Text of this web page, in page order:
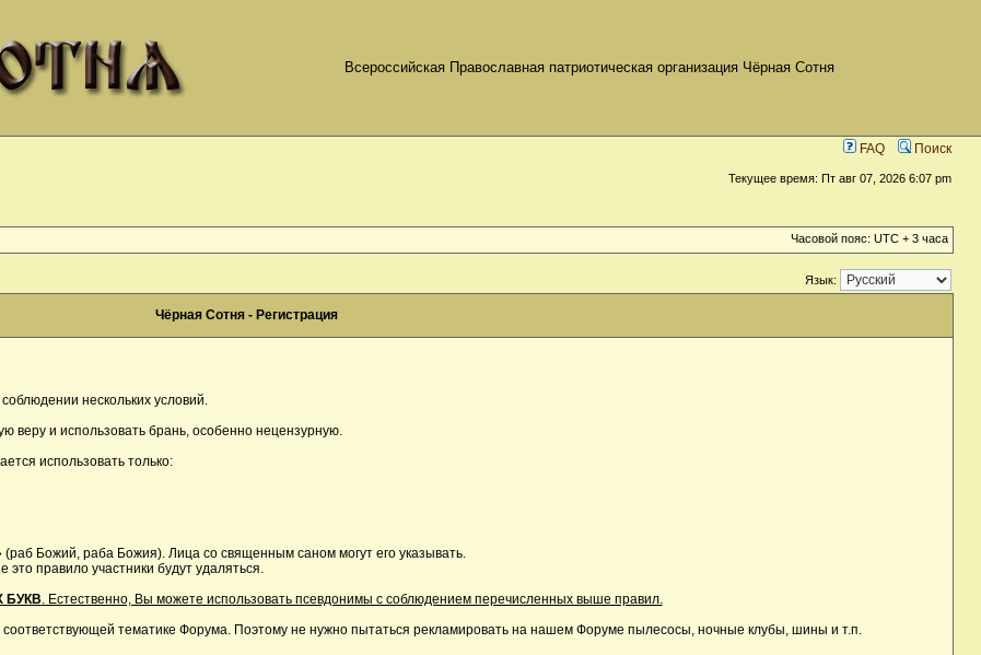
Всероссийская Православная патриотическая организация Чёрная Сотня
FAQ Поиск
Текущее время: Пт авг 07, 2026 6:07 pm
Часовой пояс: UTC + 3 часа
Язык:
Чёрная Сотня - Регистрация
нескольких условий.
веру и использовать брань, особенно нецензурную.
использовать только:
Божий, раба Божия). Лица со священным саном могут его указывать.
правило участники будут удаляться.
БУКВ. Естественно, Вы можете использовать псевдонимы с соблюдением перечисленных выше правил.
тематике Форума. Поэтому не нужно пытаться рекламировать на нашем Форуме пылесосы, ночные клубы, шины и т.п.